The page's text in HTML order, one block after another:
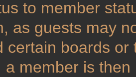
to member
as guests may
certain boards
a member is